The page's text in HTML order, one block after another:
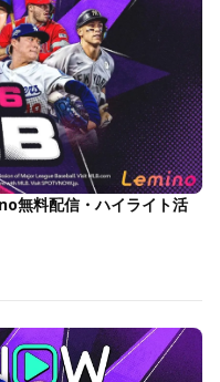
無料配信・ハイライト活